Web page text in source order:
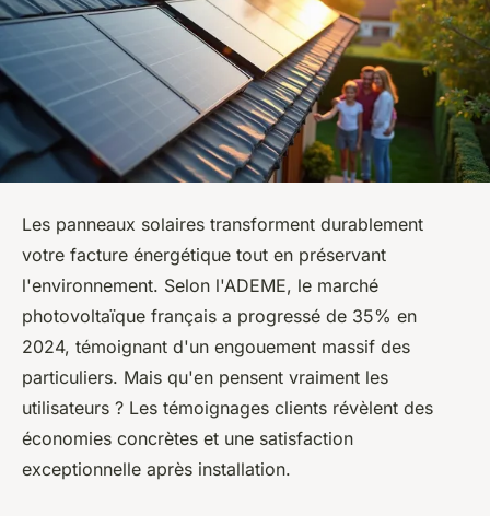
Les panneaux solaires transforment durablement
votre facture énergétique tout en préservant
l'environnement. Selon l'ADEME, le marché
photovoltaïque français a progressé de 35% en
2024, témoignant d'un engouement massif des
particuliers. Mais qu'en pensent vraiment les
utilisateurs ? Les témoignages clients révèlent des
économies concrètes et une satisfaction
exceptionnelle après installation.